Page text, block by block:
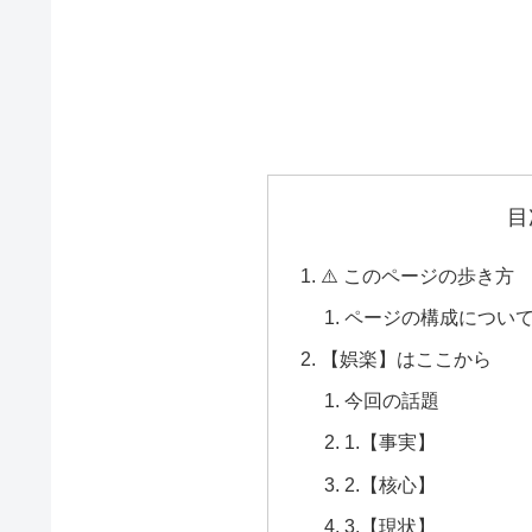
⚠️ このページの歩き方
ページの構成につい
【娯楽】はここから
今回の話題
1.【事実】
2.【核心】
3.【現状】